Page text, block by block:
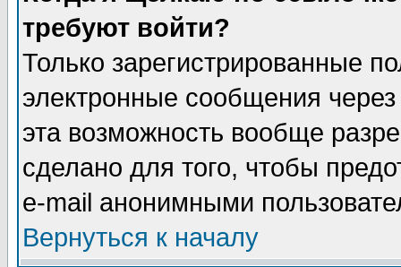
требуют войти?
Только зарегистрированные
электронные сообщения
эта возможность вообще
сделано для того, чтобы
e-mail анонимными
Вернуться к началу